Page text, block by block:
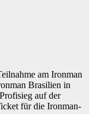
am Ironman
Brasilien in
auf der
für die Ironman-